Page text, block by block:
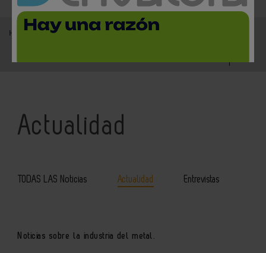
Home Noticias Actualidad
Actualidad
TODAS LAS Noticias Actualidad Entrevistas
Noticias sobre la industria del metal.